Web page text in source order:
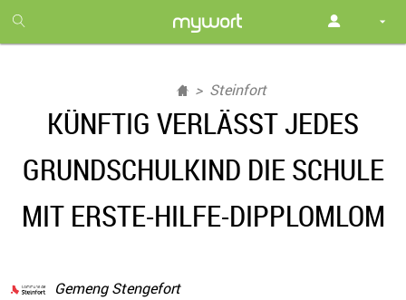
month
free
Steinfort
KÜNFTIG VERLÄSST JEDES
GRUNDSCHULKIND DIE SCHULE
MIT ERSTE-HILFE-DIPPLOMLOM
Gemeng Stengefort